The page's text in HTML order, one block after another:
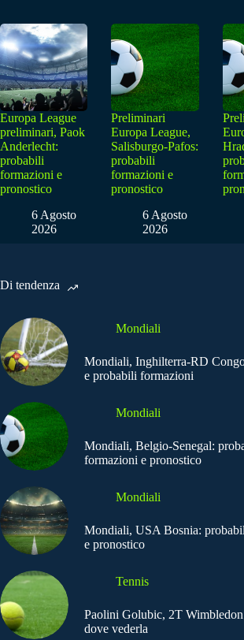
Europa League
preliminari, Paok
Anderlecht:
probabili
formazioni e
pronostico
6 Agosto
2026
Preliminari
Europa League,
Salisburgo-Pafos:
probabili
formazioni e
pronostico
6 Agosto
2026
Di tendenza
Mondiali
Mondiali, Inghilterra-RD
e probabili formazioni
Mondiali
Mondiali, Belgio-Senegal:
formazioni e pronostico
Mondiali
Mondiali, USA Bosnia:
e pronostico
Tennis
Paolini Golubic, 2T
dove vederla